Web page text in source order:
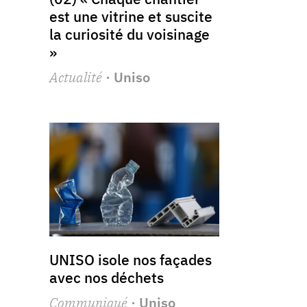
est une vitrine et suscite
la curiosité du voisinage
»
Actualité· Uniso
UNISO isole nos façades
avec nos déchets
Communiqué· Uniso